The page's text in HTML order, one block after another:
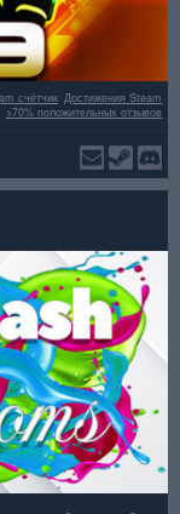
Достижения Steam
счётчик
>70% положительных отзывов